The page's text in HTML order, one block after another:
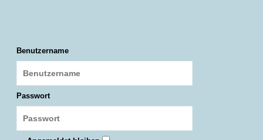
Benutzername
Passwort